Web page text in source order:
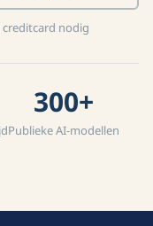
creditcard nodig
300+
Publieke AI-modellen